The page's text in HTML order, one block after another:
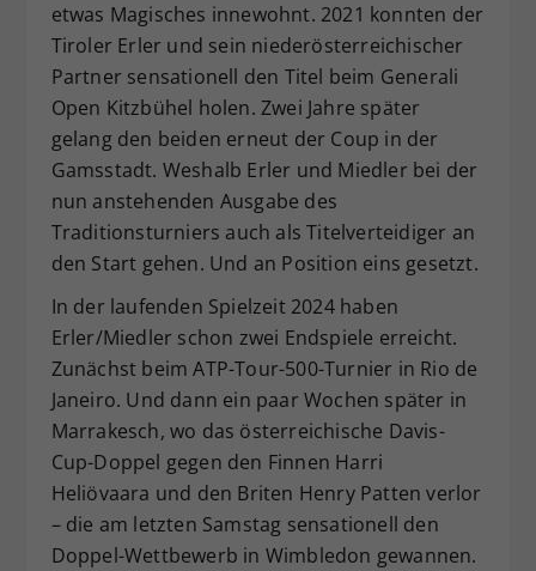
etwas Magisches innewohnt. 2021 konnten der
Tiroler Erler und sein niederösterreichischer
Partner sensationell den Titel beim Generali
Open Kitzbühel holen. Zwei Jahre später
gelang den beiden erneut der Coup in der
Gamsstadt. Weshalb Erler und Miedler bei der
nun anstehenden Ausgabe des
Traditionsturniers auch als Titelverteidiger an
den Start gehen. Und an Position eins gesetzt.
In der laufenden Spielzeit 2024 haben
Erler/Miedler schon zwei Endspiele erreicht.
Zunächst beim ATP-Tour-500-Turnier in Rio de
Janeiro. Und dann ein paar Wochen später in
Marrakesch, wo das österreichische Davis-
Cup-Doppel gegen den Finnen Harri
Heliövaara und den Briten Henry Patten verlor
– die am letzten Samstag sensationell den
Doppel-Wettbewerb in Wimbledon gewannen.